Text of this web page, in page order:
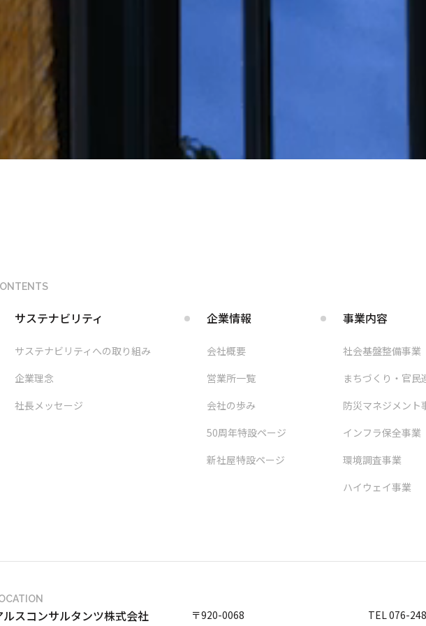
サステナビリティ
サステナビリティへの取り組み
企業理念
社長メッセージ
企業情報
会社概要
営業所一覧
会社の歩み
50周年特設ページ
新社屋特設ページ
事業内容
社会基盤整備事業
まちづくり・官民
防災マネジメント
インフラ保全事業
環境調査事業
ハイウェイ事業
ルスコンサルタンツ株式会社
〒920-0068
TEL 076-